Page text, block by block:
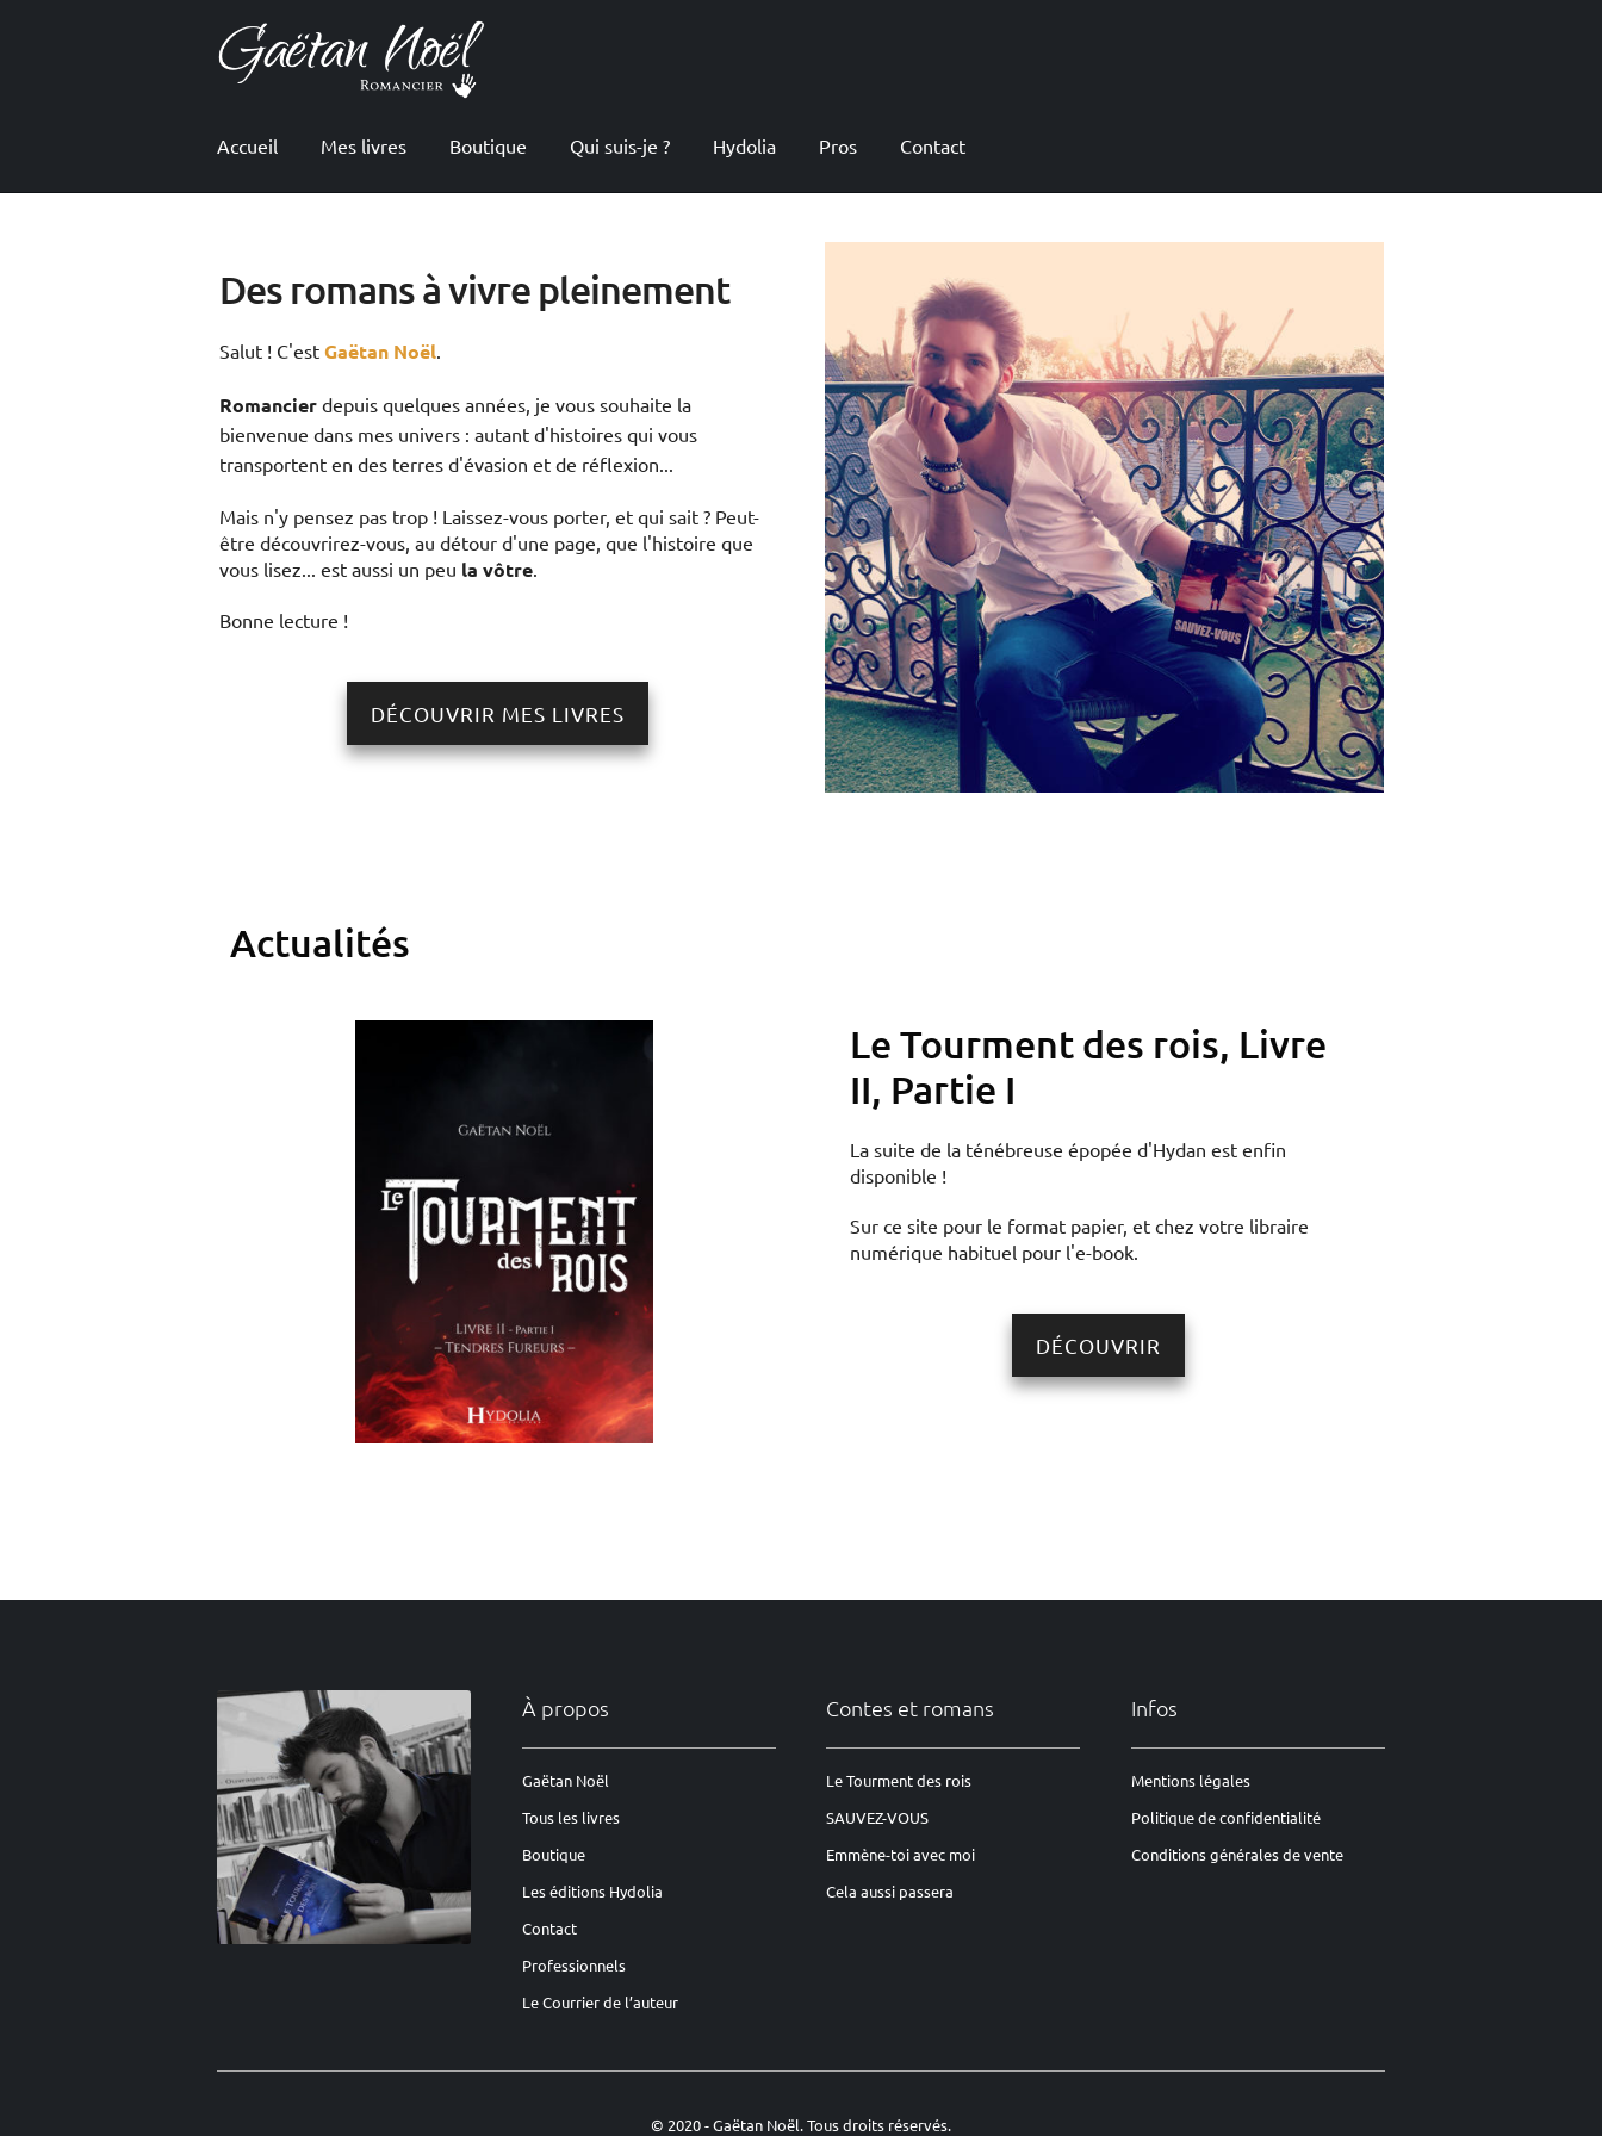
Aller
à
Aller
au
Accueil Mes livres Boutique Qui suis-je ? Hydolia Pros Contact
Des romans à vivre pleinement
Salut ! C'est Gaëtan Noël
Romancier depuis quelques années, je vous souhaite la
bienvenue dans mes univers : autant d'histoires qui vous
transportent en des terres d'évasion et de réflexion...
Mais n'y pensez pas trop ! Laissez-vous porter, et qui sait ? Peut-
être découvrirez-vous, au détour d'une page, que l'histoire que
vous lisez... est aussi un peu la vôtre
Bonne lecture !
DÉCOUVRIR MES LIVRES
Actualités
Le Tourment des rois, Livre
II, Partie I
La suite de la ténébreuse épopée d'Hydan est enfin
disponible !
Sur ce site pour le format papier, et chez votre libraire
numérique habituel pour l'e-book.
DÉCOUVRIR
À propos
Gaëtan Noël
Tous les livres
Boutique
Les éditions Hydolia
Contact
Professionnels
Le Courrier de l’auteur
Contes et romans
Le Tourment des rois
SAUVEZ-VOUS
Emmène-toi avec moi
Cela aussi passera
Infos
Mentions légales
Politique de confidentialité
Conditions générales de vente
© 2020 - Gaëtan Noël. Tous droits réservés.